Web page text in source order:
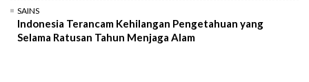
SAINS
Indonesia Terancam Kehilangan Pengetahuan yang
Selama Ratusan Tahun Menjaga Alam